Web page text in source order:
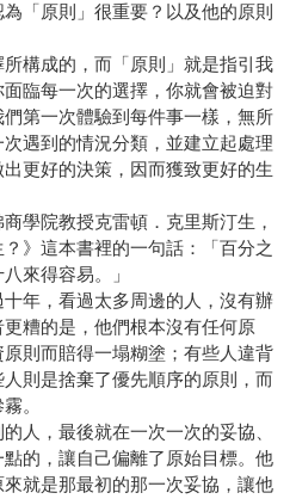
「原則」很重要？以及他的原則
構成的，而「原則」就是指引我
臨每一次的選擇，你就會被迫對
第一次體驗到每件事一樣，無所
遇到的情況分類，並建立起處理
更好的決策，因而獲致更好的生
學院教授克雷頓．克里斯汀生，
》這本書裡的一句話：「百分之
來得容易。」
年，看過太多周邊的人，沒有辦
糟的是，他們根本沒有任何原
則而賠得一塌糊塗；有些人違背
則是捨棄了優先順序的原則，而
。
人，最後就在一次一次的妥協、
的，讓自己偏離了原始目標。他
就是那最初的那一次妥協，讓他